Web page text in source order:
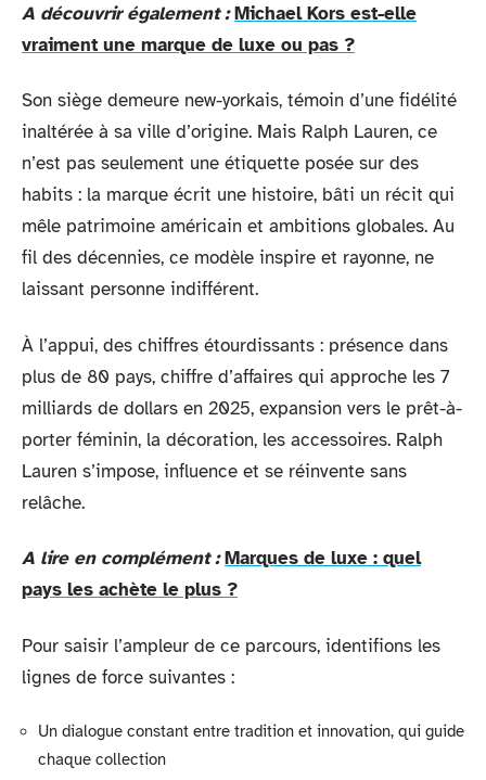
A découvrir également : Michael Kors est-elle
vraiment une marque de luxe ou pas ?
Son siège demeure new-yorkais, témoin d’une fidélité
inaltérée à sa ville d’origine. Mais Ralph Lauren, ce
n’est pas seulement une étiquette posée sur des
habits : la marque écrit une histoire, bâti un récit qui
mêle patrimoine américain et ambitions globales. Au
fil des décennies, ce modèle inspire et rayonne, ne
laissant personne indifférent.
À l’appui, des chiffres étourdissants : présence dans
plus de 80 pays, chiffre d’affaires qui approche les 7
milliards de dollars en 2025, expansion vers le prêt-à-
porter féminin, la décoration, les accessoires. Ralph
Lauren s’impose, influence et se réinvente sans
relâche.
A lire en complément : Marques de luxe : quel
pays les achète le plus ?
Pour saisir l’ampleur de ce parcours, identifions les
lignes de force suivantes :
Un dialogue constant entre tradition et innovation, qui guide
chaque collection